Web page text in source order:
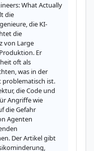
What Actually
die
die KI-
die
von Large
Er
oft als
was in der
ist.
die Code und
Angriffe wie
die Gefahr
Agenten
Der Artikel gibt